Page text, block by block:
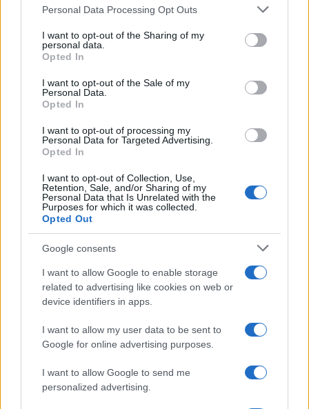
Please note that this website/app uses one or more Google
not limited to your visit or usage behaviour. You may click to
grant or deny consent to Google and its third-party tags to
use your data for below specified purposes in below Google
consent section.
Personal Data Processing Opt Outs
I want to opt-out of the Sharing of my
personal data.
Opted In
I want to opt-out of the Sale of my
Personal Data.
Opted In
I want to opt-out of processing my
Personal Data for Targeted Advertising.
Opted In
I want to opt-out of Collection, Use,
Retention, Sale, and/or Sharing of my
Personal Data that Is Unrelated with the
Purposes for which it was collected.
Opted Out
Google consents
I want to allow Google to enable storage
related to advertising like cookies on web or
device identifiers in apps.
I want to allow my user data to be sent to
Google for online advertising purposes.
I want to allow Google to send me
personalized advertising.
Ricevi le nostre ultime news
Condividi l'articolo
F
a
ce
b
o
o
k
T
w
it
te
r
Pi
te
re
st
W
at
s
A
p
S
a
re
Articolo precedente
Prossimo articolo
“Sul filo del discorso”: sold out ad Olbia per il
reading su Atzeni
La Maddalena, festa per i 30 anni del Diving
center di Tegge